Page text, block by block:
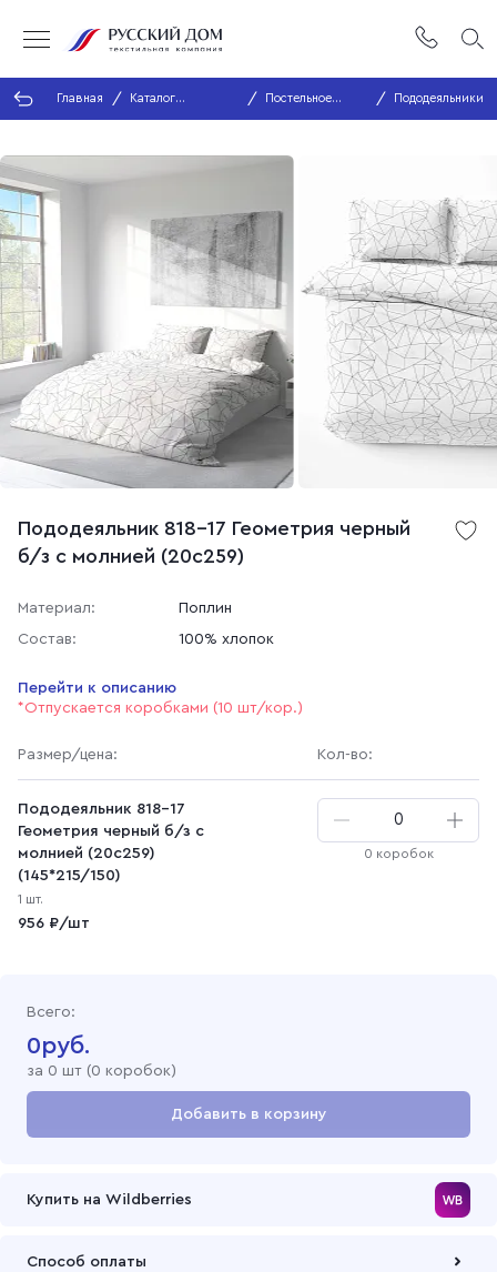
Главная
Каталог
продукции
Постельное
белье
Пододеяльники
Пододеяльник 818-17 Геометрия черный
б/з с молнией (20с259)
Материал:
Поплин
Состав:
100% хлопок
Перейти к описанию
*Отпускается коробками (10 шт/кор.)
Размер/цена: Кол-во:
Пододеяльник 818-17
Геометрия черный б/з с
молнией (20с259)
(145*215/150)
1 шт.
956 ₽/шт
0 коробок
Всего:
0руб.
за 0 шт (0 коробок)
Добавить в корзину
Купить на Wildberries
Способ оплаты